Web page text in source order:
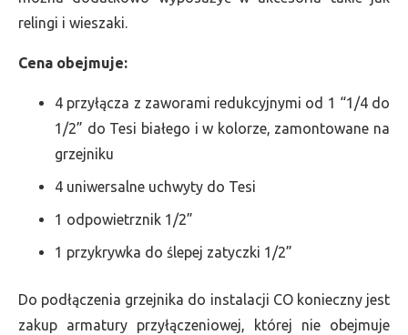
relingi i wieszaki.
Cena obejmuje:
4 przyłącza z zaworami redukcyjnymi od 1 “1/4 do
1/2” do Tesi białego i w kolorze, zamontowane na
grzejniku
4 uniwersalne uchwyty do Tesi
1 odpowietrznik 1/2”
1 przykrywka do ślepej zatyczki 1/2”
Do podłączenia grzejnika do instalacji CO konieczny jest
zakup armatury przyłączeniowej, której nie obejmuje